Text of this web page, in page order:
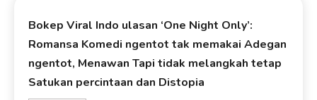
Bokep Viral Indo ulasan ‘One Night Only’:
Romansa Komedi ngentot tak memakai Adegan
ngentot, Menawan Tapi tidak melangkah tetap
Satukan percintaan dan Distopia